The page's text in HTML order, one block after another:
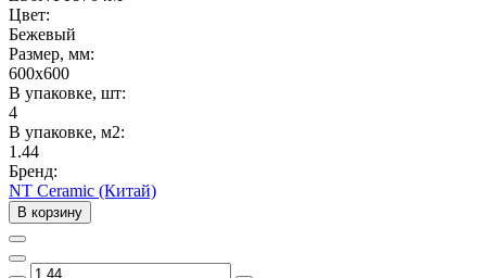
Цвет:
Бежевый
Размер, мм:
600x600
В упаковке, шт:
4
В упаковке, м2:
1.44
Бренд:
NT Ceramic (Китай)
В корзину